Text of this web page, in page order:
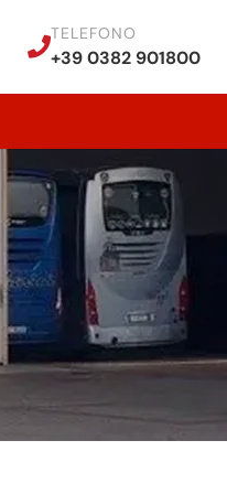
TELEFONO
+39 0382 901800